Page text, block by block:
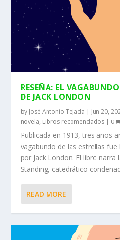
RESEÑA: EL
DE JACK LONDON
by José Antonio Tejada | Jun 20,
novela, Libros recomendados | 0
Publicada en 1913, tres años
vagabundo de las estrellas
por Jack London. El libro narra
Standing, catedrático
READ MORE